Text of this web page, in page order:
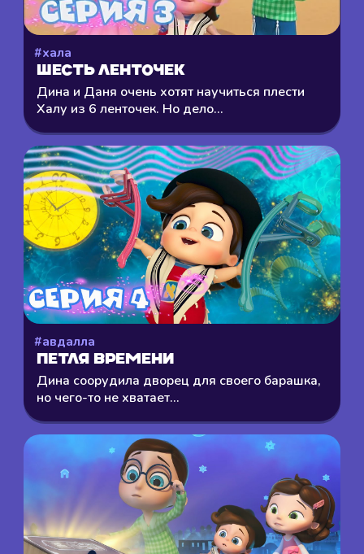
Дина соорудила дворец для своего барашка,
но чего-то не хватает...
Петля времени
#авдалла
Дина и Даня очень хотят научиться плести
Халу из 6 ленточек. Но дело...
Шесть ленточек
#хала